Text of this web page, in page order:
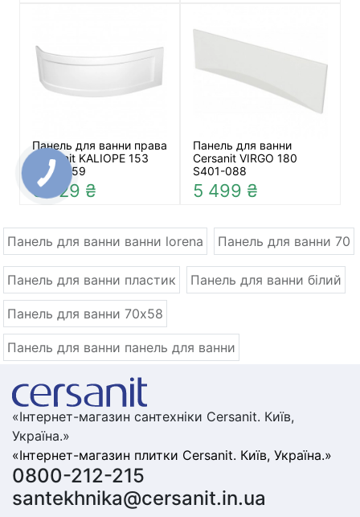
Панель для ванни права
Cersanit KALIOPE 153
S401-059
6 729 ₴
Панель для ванни
Cersanit VIRGO 180
S401-088
5 499 ₴
Панель для ванни ванни lorena Панель для ванни 70
Панель для ванни пластик Панель для ванни білий
Панель для ванни 70x58
Панель для ванни панель для ванни
«Інтернет-магазин сантехніки Cersanit. Київ,
Україна.»
«Інтернет-магазин плитки Cersanit. Київ, Україна.»
0800-212-215
santekhnika@cersanit.in.ua